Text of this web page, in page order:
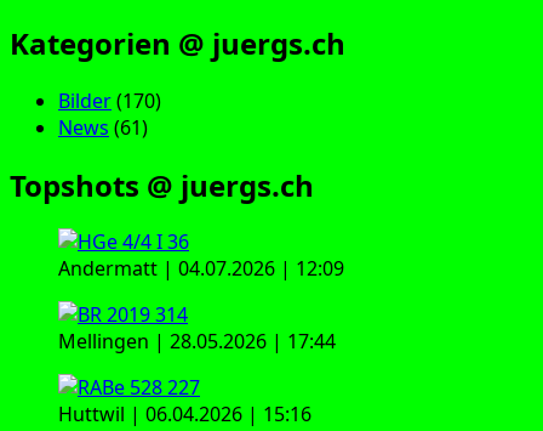
Kategorien @ juergs.ch
Bilder(170)
News (61)
Topshots @ juergs.ch
Andermatt | 04.07.2026 | 12:09
Mellingen | 28.05.2026 | 17:44
Huttwil | 06.04.2026 | 15:16